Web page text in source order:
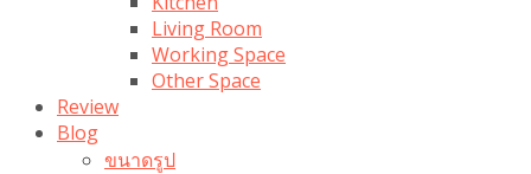
Living Room
Working Space
Other Space
Review
Blog
ขนาดรูป